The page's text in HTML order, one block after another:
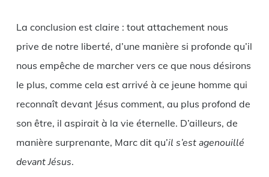
La conclusion est claire : tout attachement nous
prive de notre liberté, d’une manière si profonde qu’il
nous empêche de marcher vers ce que nous désirons
le plus, comme cela est arrivé à ce jeune homme qui
reconnaît devant Jésus comment, au plus profond de
son être, il aspirait à la vie éternelle. D’ailleurs, de
manière surprenante, Marc dit qu’il s’est agenouillé
devant Jésus.